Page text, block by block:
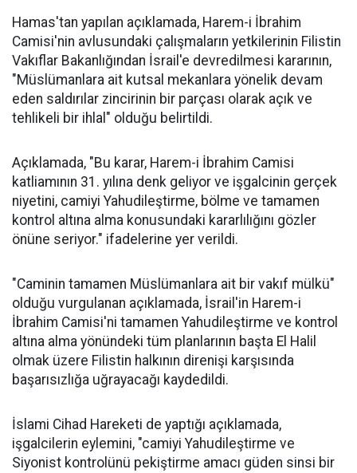
Hamas'tan yapılan açıklamada, Harem-i İbrahim
Camisi'nin avlusundaki çalışmaların yetkilerinin Filistin
Vakıflar Bakanlığından İsrail'e devredilmesi kararının,
"Müslümanlara ait kutsal mekanlara yönelik devam
eden saldırılar zincirinin bir parçası olarak açık ve
tehlikeli bir ihlal" olduğu belirtildi.
Açıklamada, "Bu karar, Harem-i İbrahim Camisi
katliamının 31. yılına denk geliyor ve işgalcinin gerçek
niyetini, camiyi Yahudileştirme, bölme ve tamamen
kontrol altına alma konusundaki kararlılığını gözler
önüne seriyor." ifadelerine yer verildi.
"Caminin tamamen Müslümanlara ait bir vakıf mülkü"
olduğu vurgulanan açıklamada, İsrail'in Harem-i
İbrahim Camisi'ni tamamen Yahudileştirme ve kontrol
altına alma yönündeki tüm planlarının başta El Halil
olmak üzere Filistin halkının direnişi karşısında
başarısızlığa uğrayacağı kaydedildi.
İslami Cihad Hareketi de yaptığı açıklamada,
işgalcilerin eylemini, "camiyi Yahudileştirme ve
Siyonist kontrolünü pekiştirme amacı güden sinsi bir